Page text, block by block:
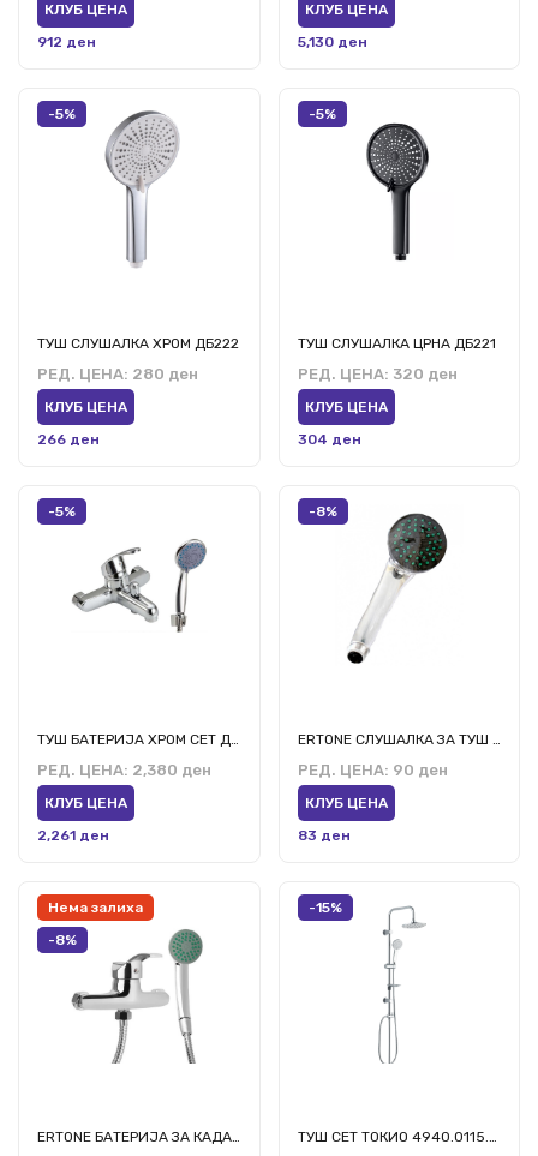
КЛУБ ЦЕНА
912 ден
КЛУБ ЦЕНА
5,130 ден
-5%
ТУШ СЛУШАЛКА ХРОМ ДБ222
РЕД. ЦЕНА: 280 ден
КЛУБ ЦЕНА
266 ден
-5%
ТУШ СЛУШАЛКА ЦРНА ДБ221
РЕД. ЦЕНА: 320 ден
КЛУБ ЦЕНА
304 ден
-5%
ТУШ БАТЕРИЈА ХРОМ СЕТ ДБ232
РЕД. ЦЕНА: 2,380 ден
КЛУБ ЦЕНА
2,261 ден
-8%
ERTONE СЛУШАЛКА ЗА ТУШ ЕРТ-СН 8013
РЕД. ЦЕНА: 90 ден
КЛУБ ЦЕНА
83 ден
Нема залиха
-8%
ERTONE БАТЕРИЈА ЗА КАДА ЕРТ-СН 0009
-15%
ТУШ СЕТ ТОКИО 4940.0115.ТР.1